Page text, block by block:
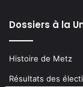
Dossiers à la
Histoire de Metz
Résultats des